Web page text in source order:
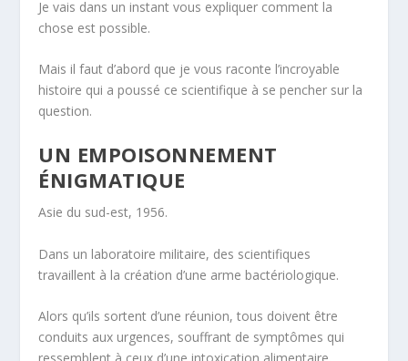
Je vais dans un instant vous expliquer comment la
chose est possible.
Mais il faut d’abord que je vous raconte l’incroyable
histoire qui a poussé ce scientifique à se pencher sur la
question.
UN EMPOISONNEMENT
ÉNIGMATIQUE
Asie du sud-est, 1956.
Dans un laboratoire militaire, des scientifiques
travaillent à la création d’une arme bactériologique.
Alors qu’ils sortent d’une réunion, tous doivent être
conduits aux urgences, souffrant de symptômes qui